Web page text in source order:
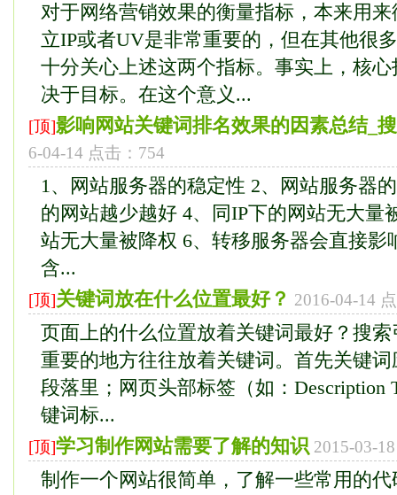
对于网络营销效果的衡量指标，本来用
立IP或者UV是非常重要的，但在其他很
十分关心上述这两个指标。事实上，核
决于目标。在这个意义...
[顶]影响网站关键词排名效果的因素总结_
6-04-14 点击：754
1、网站服务器的稳定性 2、网站服务器
的网站越少越好 4、同IP下的网站无大量
站无大量被降权 6、转移服务器会直接影
含...
[顶]关键词放在什么位置最好？ 2016-04-14
页面上的什么位置放着关键词最好？搜
重要的地方往往放着关键词。首先关键
段落里；网页头部标签（如：Description
键词标...
[顶]学习制作网站需要了解的知识 2015-03-
制作一个网站很简单，了解一些常用的